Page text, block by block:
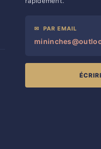
✉ PAR EMAIL